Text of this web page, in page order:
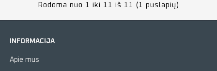
Rodoma nuo 1 iki 11 iš 11 (1 puslapių)
INFORMACIJA
Apie mus